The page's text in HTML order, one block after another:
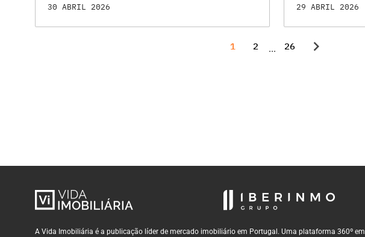
30 ABRIL 2026 29 ABRIL 2026
1 2 ... 26 chevron_right
A Vida Imobiliária é a publicação líder de mercado imobiliário em Portugal. Uma plataforma 360º em